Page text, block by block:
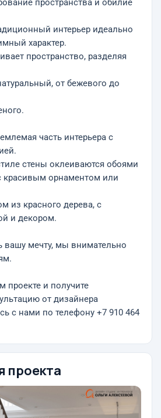
пространства и обилие
интерьер идеально
характер.
пространство, разделяя
от бежевого до
часть интерьера с
стены оклеиваются обоями
красивым орнаментом или
из красного дерева, с
и декором.
вашу мечту, мы внимательно
проекте и получите
от дизайнера
с нами по телефону +7 910 464
проекта